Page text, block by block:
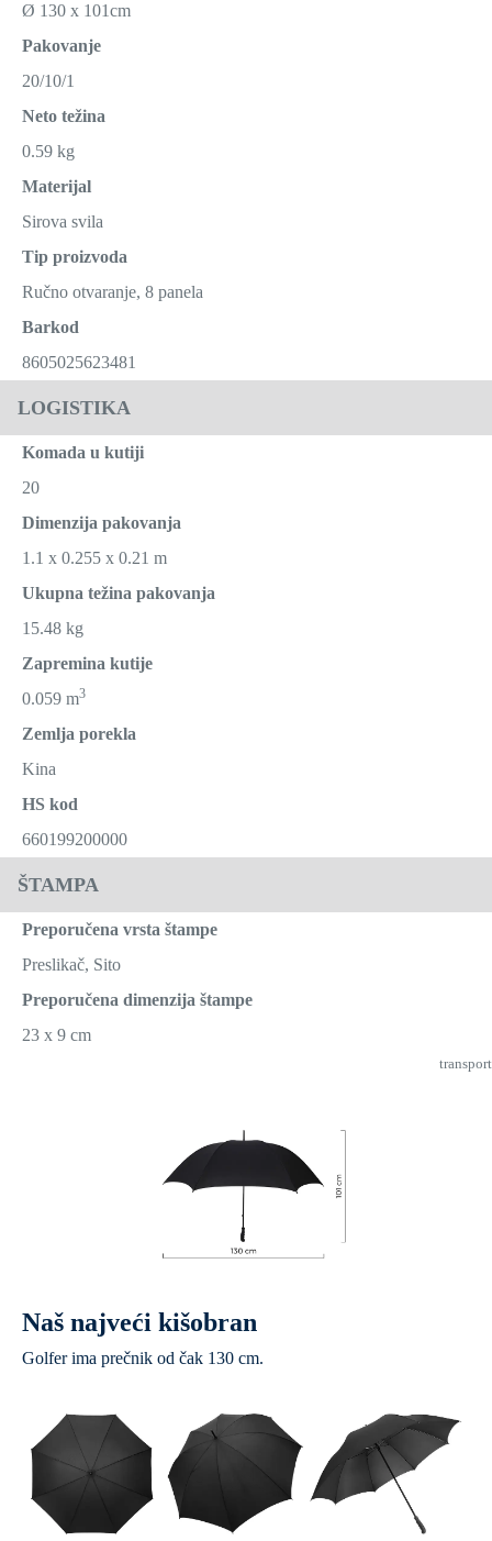
Ø 130 x 101cm
Pakovanje
20/10/1
Neto težina
0.59 kg
Materijal
Sirova svila
Tip proizvoda
Ručno otvaranje, 8 panela
Barkod
8605025623481
LOGISTIKA
Komada u kutiji
20
Dimenzija pakovanja
1.1 x 0.255 x 0.21 m
Ukupna težina pakovanja
15.48 kg
Zapremina kutije
0.059 m3
Zemlja porekla
Kina
HS kod
660199200000
ŠTAMPA
Preporučena vrsta štampe
Preslikač, Sito
Preporučena dimenzija štampe
23 x 9 cm
transport
Naš najveći kišobran
Golfer ima prečnik od čak 130 cm.